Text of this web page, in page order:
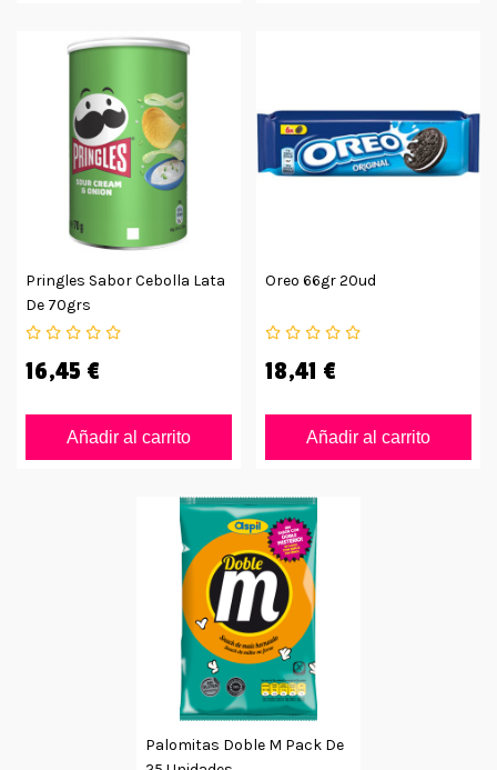
Pringles Sabor Cebolla Lata
De 70grs
16,45 €
Añadir al carrito
Oreo 66gr 20ud
18,41 €
Añadir al carrito
Palomitas Doble M Pack De